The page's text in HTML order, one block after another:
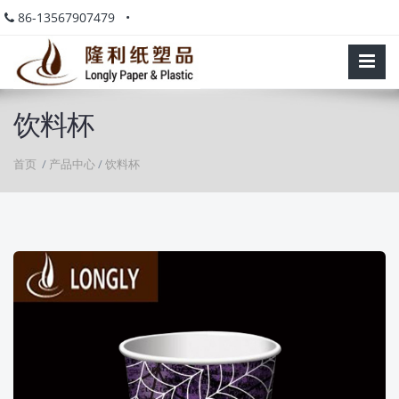
86-13567907479 •
饮料杯
首页 / 产品中心/饮料杯